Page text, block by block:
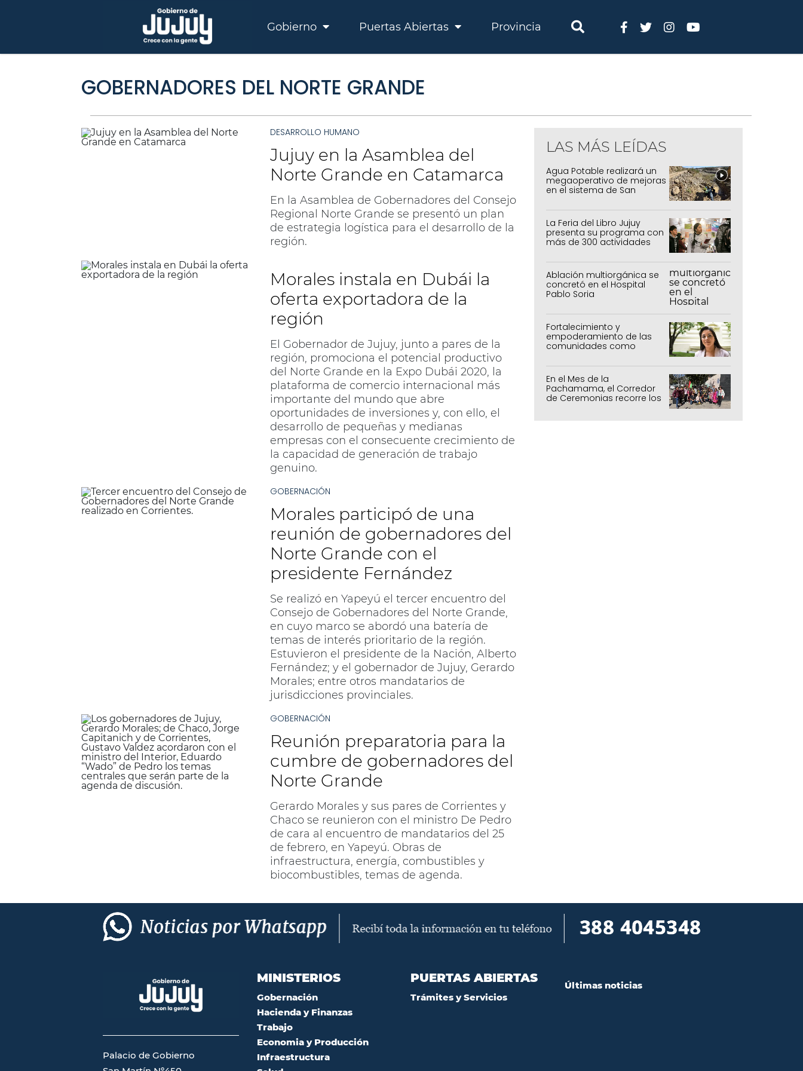
Gobierno Puertas Abiertas Provincia
GOBERNADORES DEL NORTE GRANDE
DESARROLLO HUMANO
Jujuy en la Asamblea del
Norte Grande en Catamarca
En la Asamblea de Gobernadores del Consejo
Regional Norte Grande se presentó un plan
de estrategia logística para el desarrollo de la
región.
Morales instala en Dubái la
oferta exportadora de la
región
El Gobernador de Jujuy, junto a pares de la
región, promociona el potencial productivo
del Norte Grande en la Expo Dubái 2020, la
plataforma de comercio internacional más
importante del mundo que abre
oportunidades de inversiones y, con ello, el
desarrollo de pequeñas y medianas
empresas con el consecuente crecimiento de
la capacidad de generación de trabajo
genuino.
GOBERNACIÓN
Morales participó de una
reunión de gobernadores del
Norte Grande con el
presidente Fernández
Se realizó en Yapeyú el tercer encuentro del
Consejo de Gobernadores del Norte Grande,
en cuyo marco se abordó una batería de
temas de interés prioritario de la región.
Estuvieron el presidente de la Nación, Alberto
Fernández; y el gobernador de Jujuy, Gerardo
Morales; entre otros mandatarios de
jurisdicciones provinciales.
GOBERNACIÓN
Reunión preparatoria para la
cumbre de gobernadores del
Norte Grande
Gerardo Morales y sus pares de Corrientes y
Chaco se reunieron con el ministro De Pedro
de cara al encuentro de mandatarios del 25
de febrero, en Yapeyú. Obras de
infraestructura, energía, combustibles y
biocombustibles, temas de agenda.
LAS MÁS LEÍDAS
Agua Potable realizará un
megaoperativo de mejoras
en el sistema de San
La Feria del Libro Jujuy
presenta su programa con
más de 300 actividades
Ablación multiorgánica se
concretó en el Hospital
Pablo Soria
Fortalecimiento y
empoderamiento de las
comunidades como
En el Mes de la
Pachamama, el Corredor
de Ceremonias recorre los
Palacio de Gobierno
MINISTERIOS
Gobernación
Hacienda y Finanzas
Trabajo
Economia y Producción
Infraestructura
PUERTAS ABIERTAS
Trámites y Servicios
Últimas noticias